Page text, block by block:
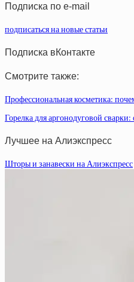
Подписка по e-mail
подписаться на новые статьи
Подписка вКонтакте
Смотрите также:
Профессиональная косметика:
Горелка для аргонодуговой
Лучшее на Алиэкспресс
Шторы и занавески на Алиэкспресс